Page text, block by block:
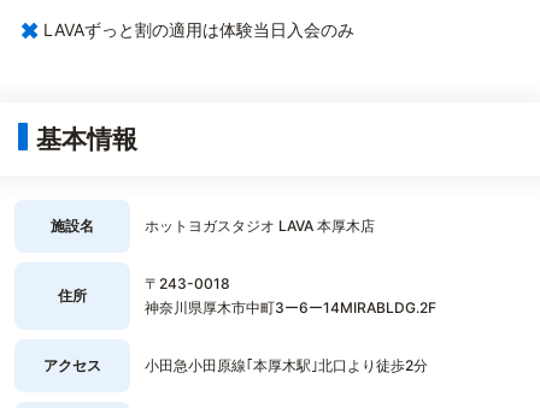
× LAVAずっと割の適用は体験当日入会のみ
基本情報
施設名 ホットヨガスタジオ LAVA 本厚木店
住所
〒243-0018
神奈川県厚木市中町3ー6ー14MIRABLDG.2F
アクセス 小田急小田原線｢本厚木駅｣北口より徒歩2分